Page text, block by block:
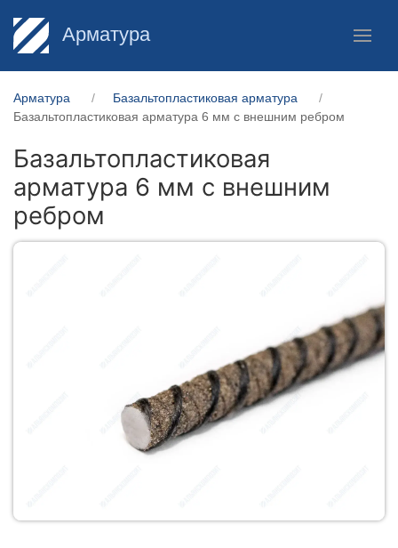
Арматура
Арматура
Базальтопластиковая арматура
Базальтопластиковая арматура 6 мм с внешним ребром
Базальтопластиковая
арматура 6 мм с внешним
ребром